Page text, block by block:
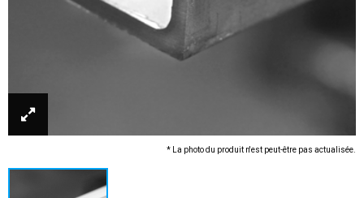
* La photo du produit n'est peut-être pas actualisée.